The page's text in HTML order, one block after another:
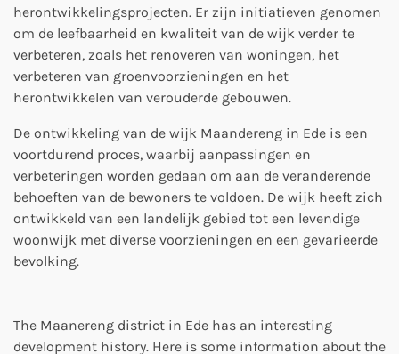
herontwikkelingsprojecten. Er zijn initiatieven genomen
om de leefbaarheid en kwaliteit van de wijk verder te
verbeteren, zoals het renoveren van woningen, het
verbeteren van groenvoorzieningen en het
herontwikkelen van verouderde gebouwen.
De ontwikkeling van de wijk Maandereng in Ede is een
voortdurend proces, waarbij aanpassingen en
verbeteringen worden gedaan om aan de veranderende
behoeften van de bewoners te voldoen. De wijk heeft zich
ontwikkeld van een landelijk gebied tot een levendige
woonwijk met diverse voorzieningen en een gevarieerde
bevolking.
The Maanereng district in Ede has an interesting
development history. Here is some information about the